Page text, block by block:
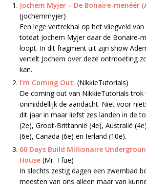
Jochem Myjer – De Bonaire-menéér
(jochemmyjer)
Een lege vertrekhal op het vliegveld
totdat Jochem Myjer daar de Bonaire-
loopt. In dit fragment uit zijn show
vertelt Jochem over deze ontmoeting
kan.
I’m Coming Out. (NikkieTutorials)
De coming out van NikkieTutorials trok
onmiddellijk de aandacht. Niet voor
dit jaar in maar liefst zes landen in de
(2e), Groot-Brittannië (4e), Australië
(6e), Canada (6e) en Ierland (10e).
60 Days Build Millionaire
House (Mr. Tfue)
In slechts zestig dagen een zwembad
meesten van ons alleen maar van